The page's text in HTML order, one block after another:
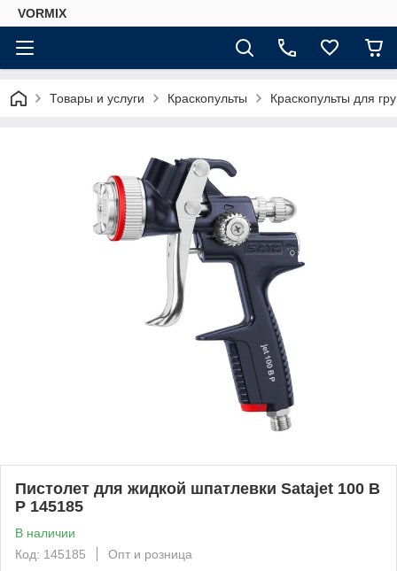
VORMIX
Товары и услуги Краскопульты Краскопульты для
Пистолет для жидкой шпатлевки Satajet 100 B
P 145185
В наличии
Код: 145185
Опт и розница